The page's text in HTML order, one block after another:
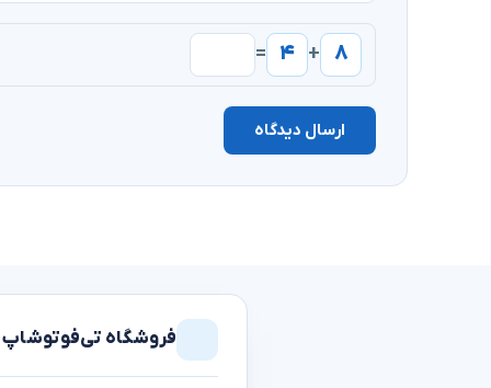
۸ + ۴ =
ارسال دیدگاه
فروشگاه تی‌فوتوشاپ